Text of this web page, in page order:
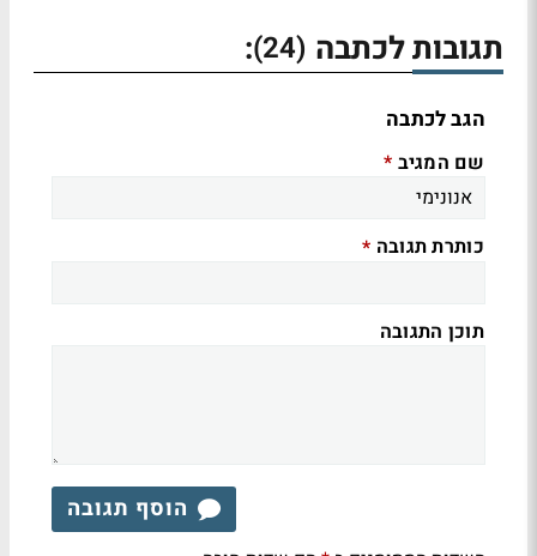
תגובות לכתבה (24)
:
הגב לכתבה
שם המגיב *
כותרת תגובה *
תוכן התגובה
הוסף תגובה